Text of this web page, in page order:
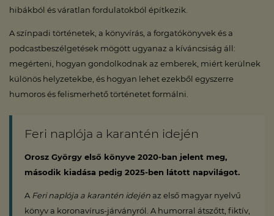
hibákból és váratlan fordulatokból építkezik.
A színpadi történetek, a könyvírás, a forgatókönyvek és a
podcastbeszélgetések mögött ugyanaz a kíváncsiság áll:
megérteni, hogyan gondolkodnak az emberek, miért kerülnek
különös helyzetekbe, és hogyan lehet ezekből egyszerre
humoros és felismerhető történetet formálni.
Feri naplója a karantén idején
Orosz György első könyve 2020-ban jelent meg,
második kiadása pedig 2025-ben látott napvilágot.
A Feri naplója a karantén idején az első magyar nyelvű
könyv a koronavírus-járványról. A humorral átszőtt, fiktív,